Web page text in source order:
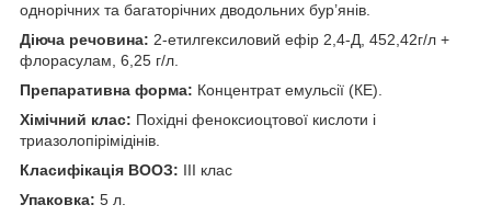
однорічних та багаторічних дводольних бур’янів.
Діюча речовина: 2-етилгексиловий ефір 2,4-Д, 452,42г/л +
флорасулам, 6,25 г/л.
Препаративна форма: Концентрат емульсії (КЕ).
Хімічний клас: Похідні феноксиоцтової кислоти і
триазолопірімідінів.
Класифікація ВООЗ: III клас
Упаковка: 5 л.